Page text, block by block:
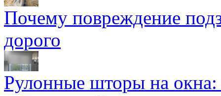
Почему повреждение
дорого
Рулонные шторы на